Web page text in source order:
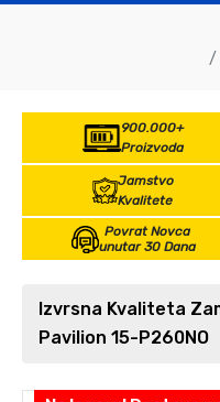
900.000+
Proizvoda
Jamstvo
Kvalitete
Povrat Novca
unutar 30 Dana
Izvrsna Kvaliteta
Pavilion 15-P260NO